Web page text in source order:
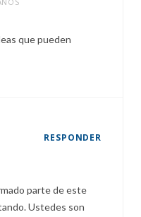
que pueden
RESPONDER
parte de este
Ustedes son